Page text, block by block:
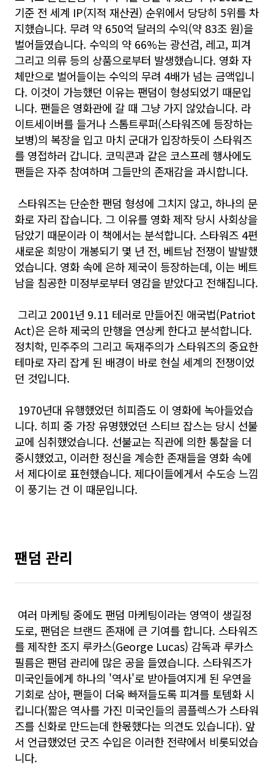
기준 전 세계 IP(지적 재산권) 순위에서 당당히 5위를 차
지했습니다. 무려 약 650억 달러의 수익(약 83조 원)을
벌어들였습니다. 수익의 약 66%는 광선검, 레고, 피겨
그리고 의류 등의 상품으로부터 발생했습니다. 영화 자
체만으로 벌어들이는 수익의 무려 4배가 넘는 금액입니
다. 이것이 가능했던 이유는 팬덤이 형성되었기 때문입
니다. 팬들은 영화관에 갈 때 그냥 가지 않았습니다. 라
이트세이버를 들거나 스톰트루퍼(스타워즈에 등장하는
보병)의 복장을 입고 마치 군대가 입장하듯이 스타워즈
를 영접하러 갑니다. 코믹콘과 같은 코스프레 행사에도
팬들은 자주 참여하며 그들만의 존재감을 과시합니다.
스타워즈는 단순한 팬덤 형성에 그치지 않고, 하나의 문
화로 자리 잡습니다. 그 이유를 영화 제작 당시 사회상을
담았기 때문이라 이 책에서는 분석합니다. 스타워즈 4편
새로운 희망이 개봉되기 몇 년 전, 베트남 전쟁이 발발했
었습니다. 영화 속에 은하 제국이 등장하는데, 이는 베트
남을 침공한 미정부로부터 영감을 받았다고 전해집니다.
그리고 2001년 9.11 테러로 만들어진 애국법(Patriot
Act)은 은하 제국의 만행을 연상케 한다고 분석합니다.
정치학, 민주주의 그리고 독재주의가 스타워즈의 중요한
테마로 자리 잡게 된 배경이 바로 현실 세계의 전쟁이었
던 것입니다.
1970년대 유행했었던 히피즘도 이 영화에 녹아들었습
니다. 히피 중 가장 유명했었던 스티브 잡스는 당시 선불
교에 심취했었습니다. 선불교는 직관에 의한 통찰을 더
중시했었고, 이러한 정신을 계승한 존재들을 영화 속에
서 제다이로 표현했습니다. 제다이들에게서 수도승 느낌
이 풍기는 건 이 때문입니다.
팬덤 관리
여러 마케팅 중에도 팬덤 마케팅이라는 영역이 생길정
도로, 팬덤은 브랜드 존재에 큰 기여를 합니다. 스타워즈
를 제작한 조지 루카스(George Lucas) 감독과 루카스
필름은 팬덤 관리에 많은 공을 들였습니다. 스타워즈가
미국인들에게 하나의 '역사'로 받아들여지게 된 우연을
기회로 삼아, 팬들이 더욱 빠져들도록 피겨를 토템화 시
킵니다(짧은 역사를 가진 미국인들의 콤플렉스가 스타워
즈를 신화로 만드는데 한몫했다는 의견도 있습니다). 앞
서 언급했었던 굿즈 수입은 이러한 전략에서 비롯되었습
니다.